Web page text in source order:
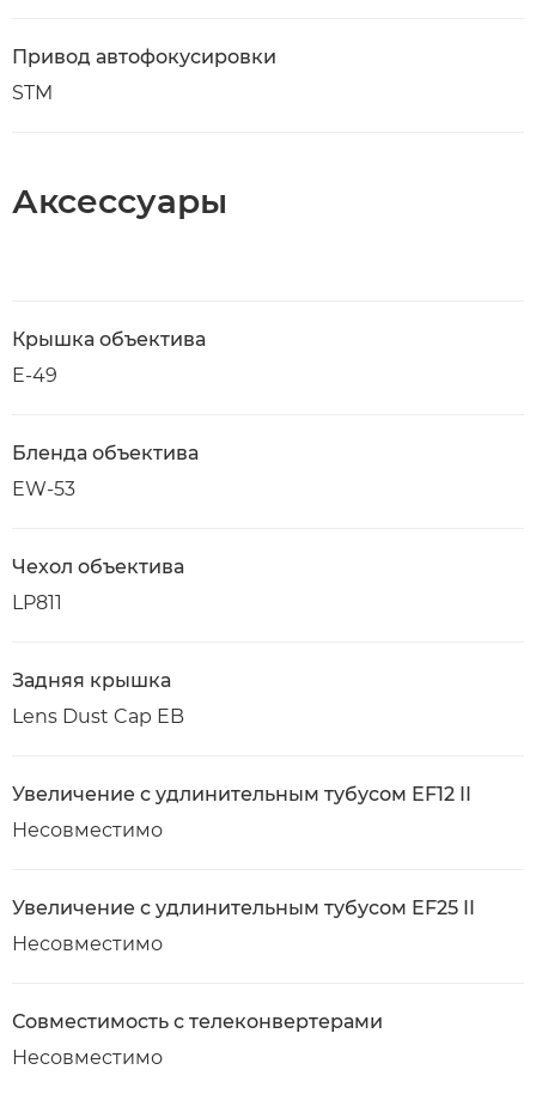
Привод автофокусировки
STM
Аксессуары
Крышка объектива
E-49
Бленда объектива
EW-53
Чехол объектива
LP811
Задняя крышка
Lens Dust Cap EB
Увеличение с удлинительным тубусом EF12 II
Несовместимо
Увеличение с удлинительным тубусом EF25 II
Несовместимо
Совместимость с телеконвертерами
Несовместимо